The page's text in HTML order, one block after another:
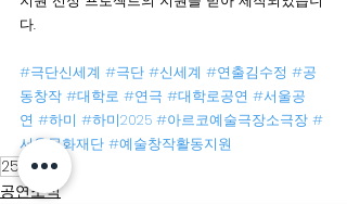
다.
#극단신세계 #극단 #신세계 #연출김수정 #공
동창작 #대학로 #연극 #대학로공연 #서울공
연 #하미 #하미2025 #아르코예술극장소극장 #
서울문화재단 #예술창작활동지원
25하미
공연소식